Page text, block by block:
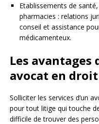
Etablissements de
pharmacies : relations
conseil et assistance
médicamenteux.
Les avantages
avocat en
Solliciter les services d’un
pour tout litige qui touche
difficile de trouver des